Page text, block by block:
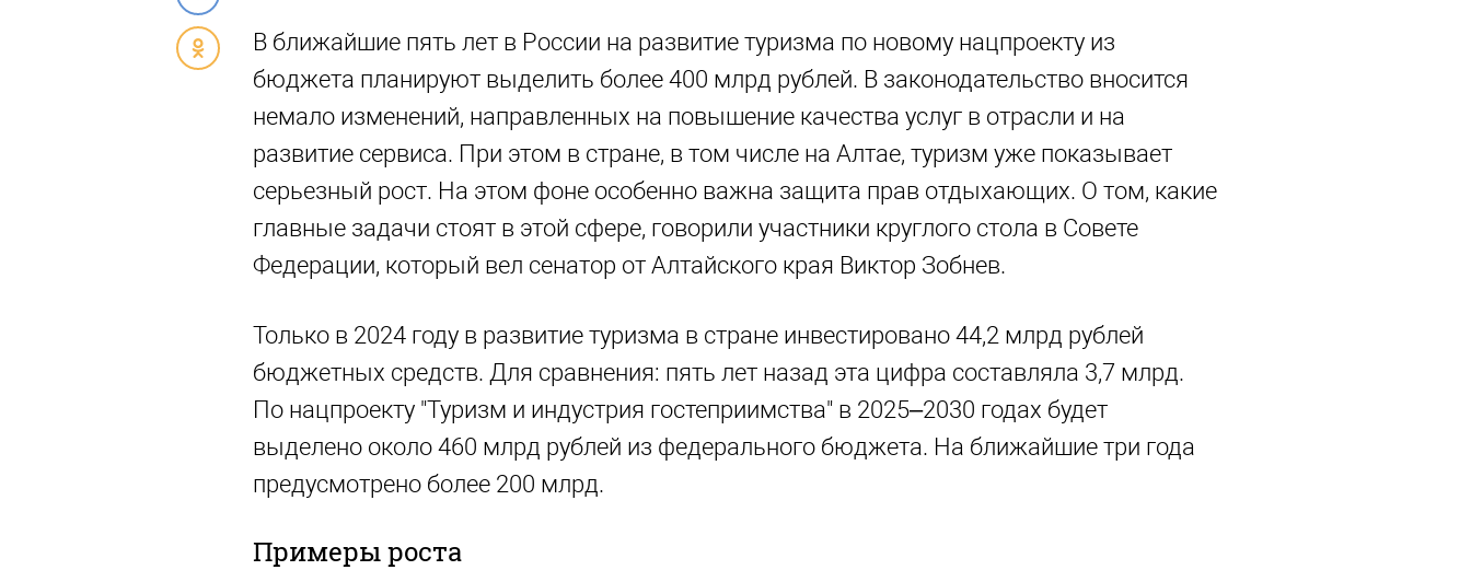
В ближайшие пять лет в России на развитие туризма по новому нацпроекту из
бюджета планируют выделить более 400 млрд рублей. В законодательство вносится
немало изменений, направленных на повышение качества услуг в отрасли и на
развитие сервиса. При этом в стране, в том числе на Алтае, туризм уже показывает
серьезный рост. На этом фоне особенно важна защита прав отдыхающих. О том, какие
главные задачи стоят в этой сфере, говорили участники круглого стола в Совете
Федерации, который вел сенатор от Алтайского края Виктор Зобнев.
Только в 2024 году в развитие туризма в стране инвестировано 44,2 млрд рублей
бюджетных средств. Для сравнения: пять лет назад эта цифра составляла 3,7 млрд.
По нацпроекту "Туризм и индустрия гостеприимства" в 2025–2030 годах будет
выделено около 460 млрд рублей из федерального бюджета. На ближайшие три года
предусмотрено более 200 млрд.
Примеры роста